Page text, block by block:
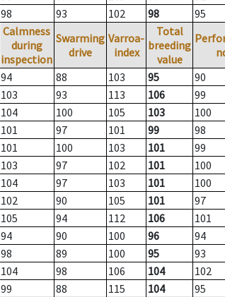
98 93 102 98 95
Calmness
during
inspection
Swarming
drive
Varroa-
index
Total
breeding
value
94 88 103 95
90
103 93 113 106
99
104 100 105 103
100
101 97 101 99
98
101 100 103 101
99
103 97 102 101
100
104 97 103 101
100
102 90 105 101
97
105 94 112 106
101
94 90 100 96
94
98 89 100 95
93
104 98 106 104
102
99 88 115 104
95